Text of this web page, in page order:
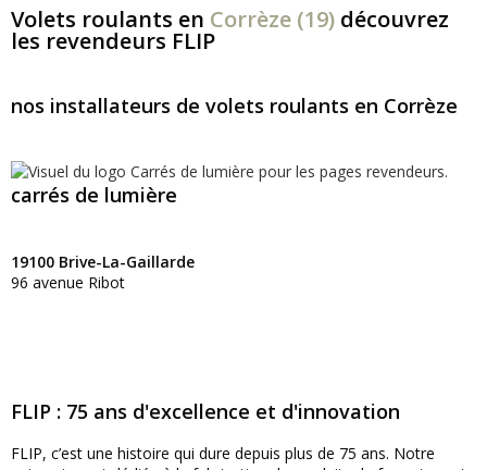
Volets roulants en Corrèze (19) découvrez
les revendeurs FLIP
nos installateurs de volets roulants en Corrèze
carrés de lumière
19100 Brive-La-Gaillarde
96 avenue Ribot
FLIP : 75 ans d'excellence et d'innovation
FLIP, c’est une histoire qui dure depuis plus de 75 ans. Notre